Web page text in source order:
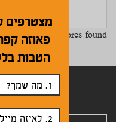
No related stores found.
הרשמה
מצטרפים
פאוזה
הטבות